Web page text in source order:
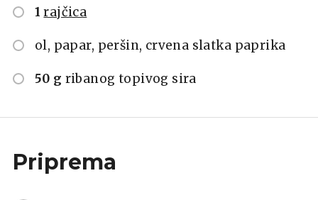
1 rajčica
ol, papar, peršin, crvena slatka paprika
50 g ribanog topivog sira
Priprema